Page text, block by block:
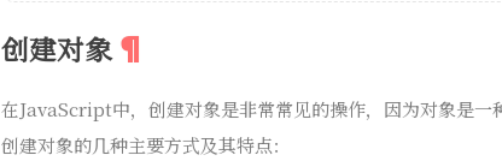
创建对象
在JavaScript中，创建对象是非常常见的操作，因为对象是
创建对象的几种主要方式及其特点：